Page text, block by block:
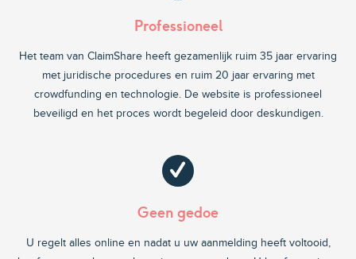
Professioneel
Het team van ClaimShare heeft gezamenlijk ruim 35 jaar ervaring
met juridische procedures en ruim 20 jaar ervaring met
crowdfunding en technologie. De website is professioneel
beveiligd en het proces wordt begeleid door deskundigen.
Geen gedoe
U regelt alles online en nadat u uw aanmelding heeft voltooid,